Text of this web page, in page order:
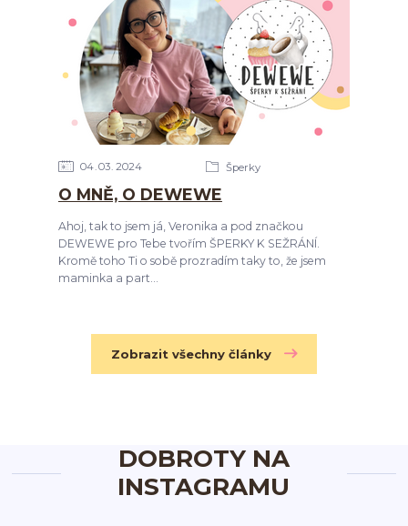
04 03 2024 Šperky
O MNĚ, O DEWEWE
Ahoj, tak to jsem já, Veronika a pod značkou
DEWEWE pro Tebe tvořím ŠPERKY K SEŽRÁNÍ.
Kromě toho Ti o sobě prozradím taky to, že jsem
maminka a part...
Zobrazit všechny články
DOBROTY NA
INSTAGRAMU